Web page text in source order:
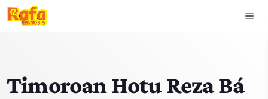
menu
play_arrow
Timoroan Hotu Reza Bá